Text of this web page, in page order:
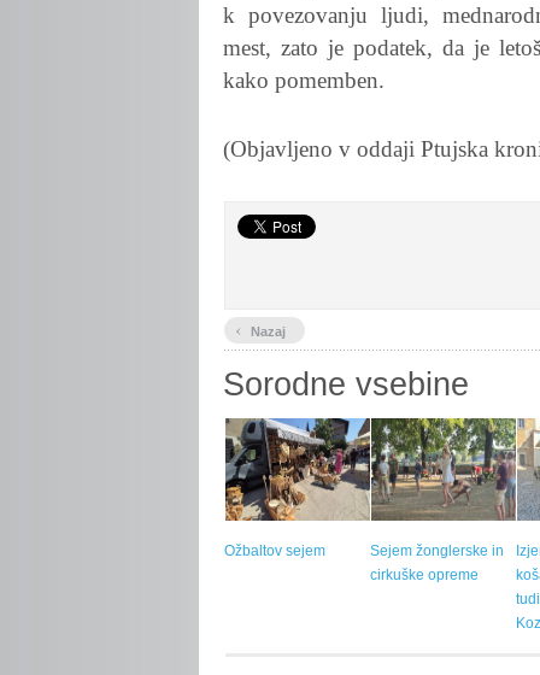
k povezovanju ljudi,
mest, zato je podatek, da je
kako pomemben.
(Objavljeno v oddaji Ptujska
‹ Nazaj
Sorodne vsebine
Ožbaltov sejem
Sejem žonglerske in
cirkuške opreme